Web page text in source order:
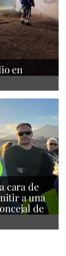
en
cara de
a una
de